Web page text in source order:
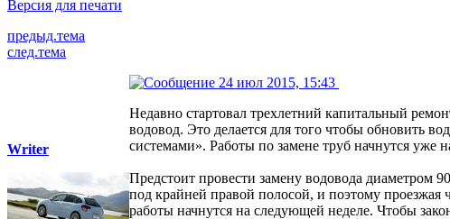
Версия для печати
предыд.тема
след.тема
Writer
24 июл 2015, 15:43
Недавно стартовал трехлетний капитальный
водовод. Это делается для того чтобы обновить
системами». Работы по замене труб начнутся уже
Предстоит провести замену водовода диаметром
под крайней правой полосой, и поэтому проезжая
работы начнутся на следующей неделе. Чтобы